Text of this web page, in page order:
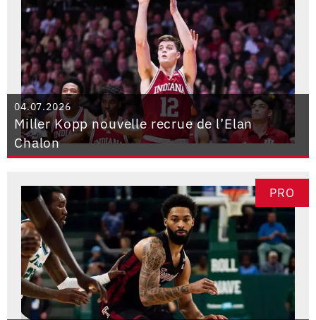
04.07.2026
Miller Kopp nouvelle recrue de l’Elan
Chalon
PRO